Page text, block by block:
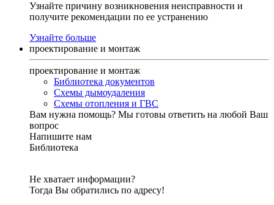
Узнайте причину возникновения неисправности и
получите рекомендации по ее устранению
Узнайте больше
проектирование и монтаж
проектирование и монтаж
Библиотека документов
Схемы дымоудаления
Схемы отопления и ГВС
Вам нужна помощь? Мы готовы ответить на любой Ваш
вопрос
Напишите нам
Библиотека
Не хватает информации?
Тогда Вы обратились по адресу!